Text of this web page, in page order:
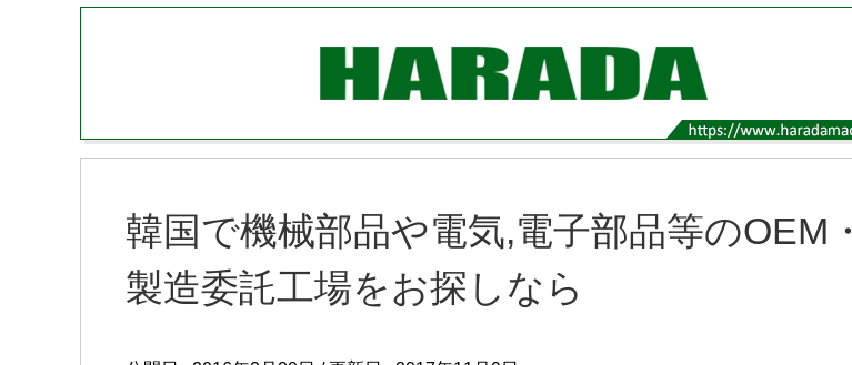
韓国で機械部品や電気,電子部品等のOEM・
製造委託工場をお探しなら